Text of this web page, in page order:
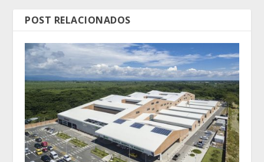
POST RELACIONADOS